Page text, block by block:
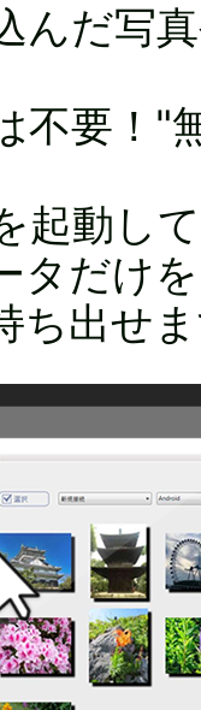
んだ写
不要！"
起動し
タだけ
ち出せ